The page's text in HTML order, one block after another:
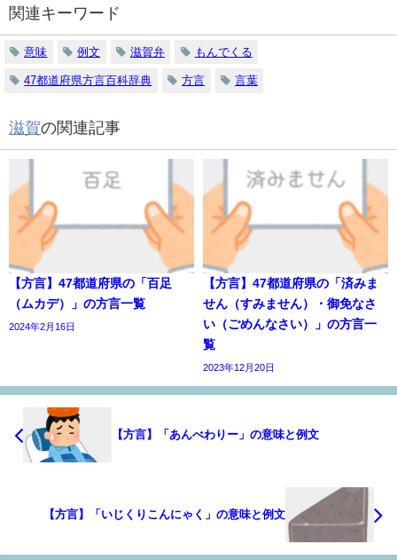
関連キーワード
意味 例文 滋賀弁 もんでくる
47都道府県方言百科辞典 方言 言葉
滋賀の関連記事
【方言】47都道府県の「百足
（ムカデ）」の方言一覧
2024年2月16日
【方言】47都道府県の「済みま
せん（すみません）・御免なさ
い（ごめんなさい）」の方言一
覧
2023年12月20日
【方言】「あんべわりー」の意味と例文
【方言】「いじくりこんにゃく」の意味と例文